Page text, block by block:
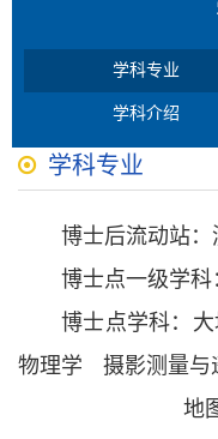
学科专业
学科介绍
学科专业
博士后流动站
博士点一级学
博士点学科：
物理学
摄影测量与
地